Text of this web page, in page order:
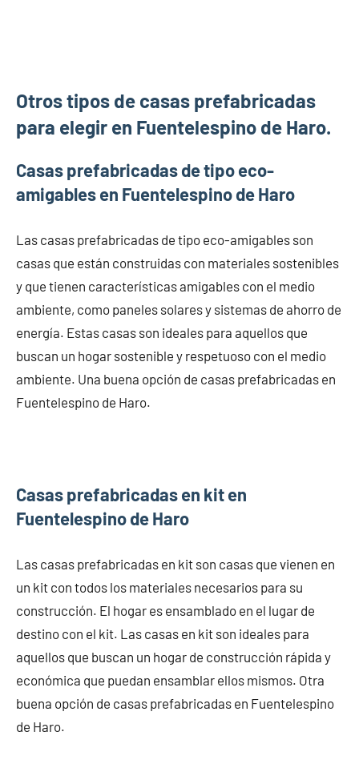
Otros tipos de casas prefabricadas
para elegir en Fuentelespino de Haro.
Casas prefabricadas de tipo eco-
amigables en Fuentelespino de Haro
Las casas prefabricadas de tipo eco-amigables son
casas que están construidas con materiales sostenibles
y que tienen características amigables con el medio
ambiente, como paneles solares y sistemas de ahorro de
energía. Estas casas son ideales para aquellos que
buscan un hogar sostenible y respetuoso con el medio
ambiente. Una buena opción de casas prefabricadas en
Fuentelespino de Haro.
Casas prefabricadas en kit en
Fuentelespino de Haro
Las casas prefabricadas en kit son casas que vienen en
un kit con todos los materiales necesarios para su
construcción. El hogar es ensamblado en el lugar de
destino con el kit. Las casas en kit son ideales para
aquellos que buscan un hogar de construcción rápida y
económica que puedan ensamblar ellos mismos. Otra
buena opción de casas prefabricadas en Fuentelespino
de Haro.